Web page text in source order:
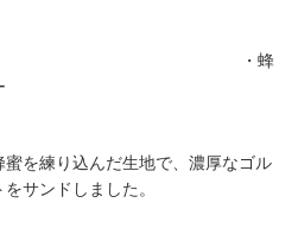
・蜂
を練り込んだ生地で、濃厚なゴル
サンドしました。